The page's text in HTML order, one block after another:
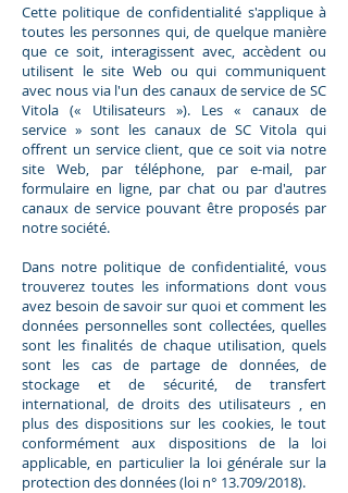
Cette politique de confidentialité s'applique à
toutes les personnes qui, de quelque manière
que ce soit, interagissent avec, accèdent ou
utilisent le site Web ou qui communiquent
avec nous via l'un des canaux de service de SC
Vitola (« Utilisateurs »). Les « canaux de
service » sont les canaux de SC Vitola qui
offrent un service client, que ce soit via notre
site Web, par téléphone, par e-mail, par
formulaire en ligne, par chat ou par d'autres
canaux de service pouvant être proposés par
notre société.
Dans notre politique de confidentialité, vous
trouverez toutes les informations dont vous
avez besoin de savoir sur quoi et comment les
données personnelles sont collectées, quelles
sont les finalités de chaque utilisation, quels
sont les cas de partage de données, de
stockage et de sécurité, de transfert
international, de droits des utilisateurs , en
plus des dispositions sur les cookies, le tout
conformément aux dispositions de la loi
applicable, en particulier la loi générale sur la
protection des données (loi n° 13.709/2018).